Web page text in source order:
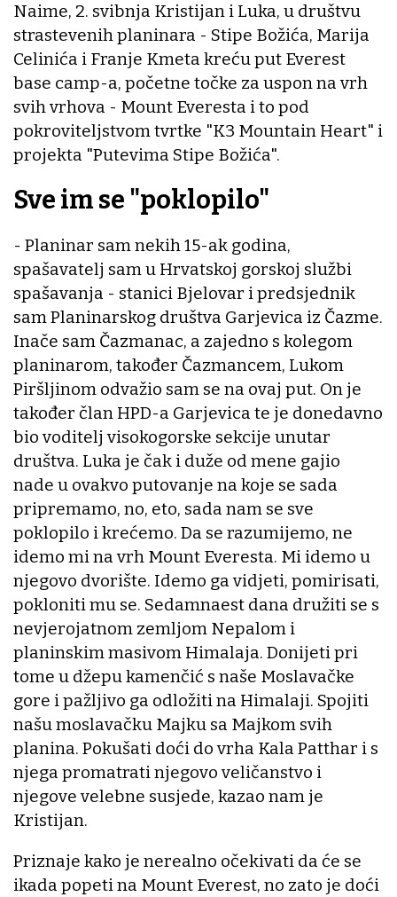
Naime, 2. svibnja Kristijan i Luka, u društvu
strastevenih planinara - Stipe Božića, Marija
Celinića i Franje Kmeta kreću put Everest
base camp-a, početne točke za uspon na vrh
svih vrhova - Mount Everesta i to pod
pokroviteljstvom tvrtke "K3 Mountain Heart" i
projekta "Putevima Stipe Božića".
Sve im se "poklopilo"
- Planinar sam nekih 15-ak godina,
spašavatelj sam u Hrvatskoj gorskoj službi
spašavanja - stanici Bjelovar i predsjednik
sam Planinarskog društva Garjevica iz Čazme.
Inače sam Čazmanac, a zajedno s kolegom
planinarom, također Čazmancem, Lukom
Piršljinom odvažio sam se na ovaj put. On je
također član HPD-a Garjevica te je donedavno
bio voditelj visokogorske sekcije unutar
društva. Luka je čak i duže od mene gajio
nade u ovakvo putovanje na koje se sada
pripremamo, no, eto, sada nam se sve
poklopilo i krećemo. Da se razumijemo, ne
idemo mi na vrh Mount Everesta. Mi idemo u
njegovo dvorište. Idemo ga vidjeti, pomirisati,
pokloniti mu se. Sedamnaest dana družiti se s
nevjerojatnom zemljom Nepalom i
planinskim masivom Himalaja. Donijeti pri
tome u džepu kamenčić s naše Moslavačke
gore i pažljivo ga odložiti na Himalaji. Spojiti
našu moslavačku Majku sa Majkom svih
planina. Pokušati doći do vrha Kala Patthar i s
njega promatrati njegovo veličanstvo i
njegove velebne susjede, kazao nam je
Kristijan.
Priznaje kako je nerealno očekivati da će se
ikada popeti na Mount Everest, no zato je doći